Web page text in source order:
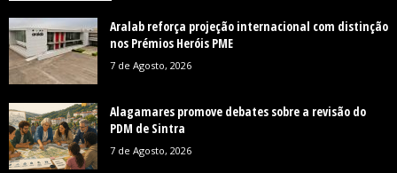
Aralab reforça projeção internacional com distinção
nos Prémios Heróis PME
7 de Agosto, 2026
Alagamares promove debates sobre a revisão do
PDM de Sintra
7 de Agosto, 2026